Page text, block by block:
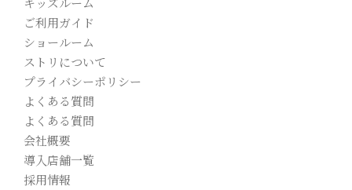
ご利用ガイド
ショールーム
ストリについて
プライバシーポリシー
よくある質問
よくある質問
会社概要
導入店舗一覧
採用情報